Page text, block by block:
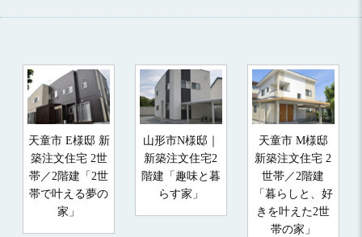
天童市 E様邸 新
築注文住宅 2世
帯／2階建「2世
帯で叶える夢の
家」
山形市N様邸｜
新築注文住宅2
階建「趣味と暮
らす家」
天童市 M様邸
新築注文住宅 2
世帯／2階建
「暮らしと、好
きを叶えた2世
帯の家」